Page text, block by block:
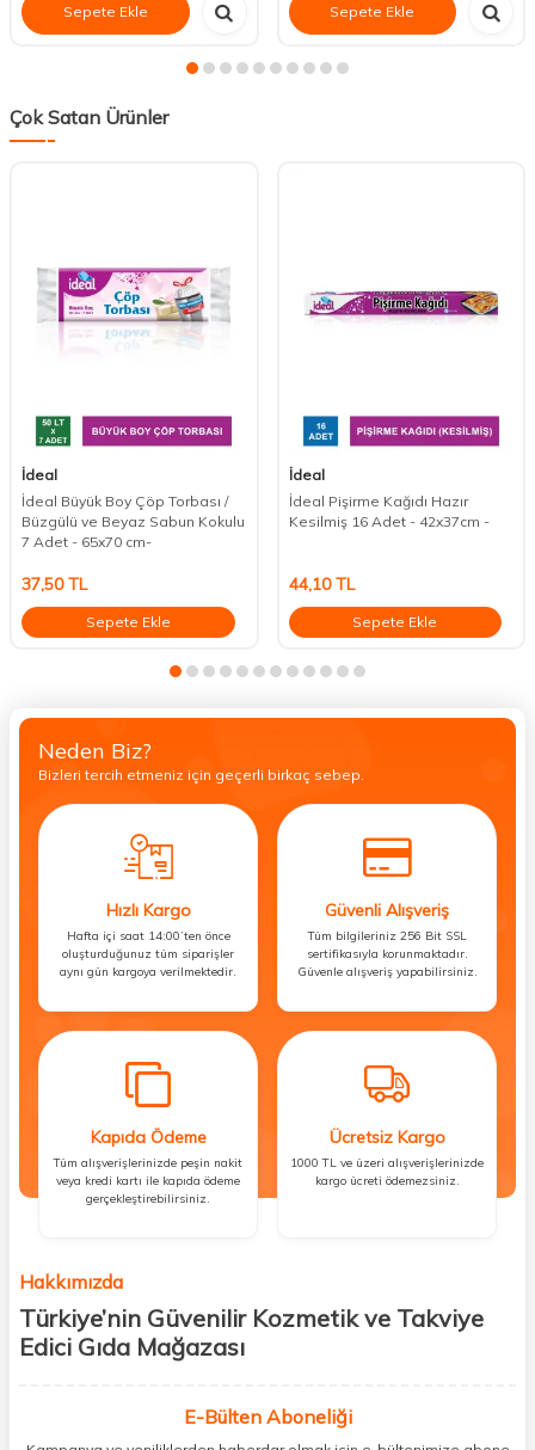
Sepete Ekle Sepete Ekle
Çok Satan Ürünler
İdeal
İdeal Büyük Boy Çöp Torbası /
Büzgülü ve Beyaz Sabun Kokulu
7 Adet - 65x70 cm-
37,50TL
Sepete Ekle
İdeal
İdeal Pişirme Kağıdı Hazır
Kesilmiş 16 Adet - 42x37cm -
44,10TL
Sepete Ekle
Neden Biz?
Bizleri tercih etmeniz için geçerli birkaç sebep.
Hızlı Kargo
Hafta içi saat 14:00’ten önce
oluşturduğunuz tüm siparişler
aynı gün kargoya verilmektedir.
Güvenli Alışveriş
Tüm bilgileriniz 256 Bit SSL
sertifikasıyla korunmaktadır.
Güvenle alışveriş yapabilirsiniz.
Kapıda Ödeme
Tüm alışverişlerinizde peşin nakit
veya kredi kartı ile kapıda ödeme
gerçekleştirebilirsiniz.
Ücretsiz Kargo
1000 TL ve üzeri alışverişlerinizde
kargo ücreti ödemezsiniz.
Hakkımızda
Türkiye’nin Güvenilir Kozmetik ve Takviye
Edici Gıda Mağazası
kişisel bakım hem de takviye edici gıda ürünlerini sizlerle
buluşturuyoruz. Artık mağaza mağaza dolaşmanıza gerek yok;
E-Bülten Aboneliği